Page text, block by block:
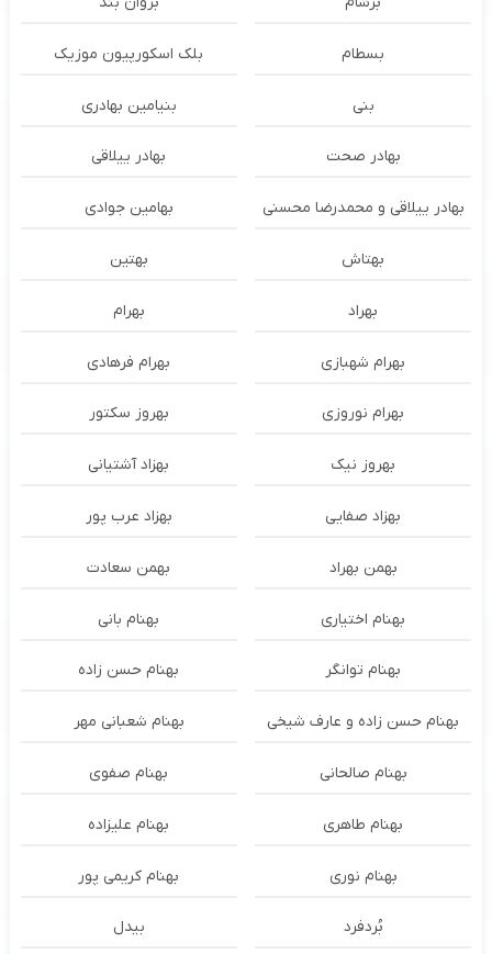
بسطام بلک اسکورپیون موزیک
بنی بنیامین بهادری
بهادر صحت بهادر ییلاقی
بهادر ییلاقی و محمدرضا محسنی بهامین جوادی
بهتاش بهتین
بهراد بهرام
بهرام شهبازی بهرام فرهادی
بهرام نوروزی بهروز سکتور
بهروز نیک بهزاد آشتیانی
بهزاد صفایی بهزاد عرب پور
بهمن بهراد بهمن سعادت
بهنام اختیاری بهنام بانی
بهنام توانگر بهنام حسن زاده
بهنام حسن زاده و عارف شیخی بهنام شعبانی مهر
بهنام صالحانی بهنام صفوی
بهنام طاهری بهنام علیزاده
بهنام نوری بهنام کریمی پور
بُردفرد بیدل